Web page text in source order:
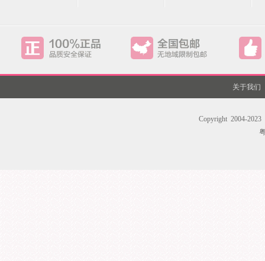
关于我们
Copyright 2004-